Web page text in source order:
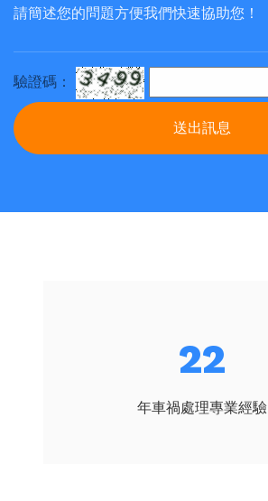
驗證碼：
送出訊息
23
年車禍處理專業經驗